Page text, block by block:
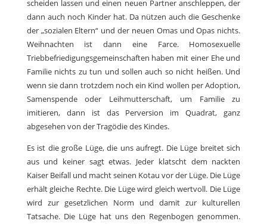
scheiden lassen und einen neuen Partner anschleppen, der
dann auch noch Kinder hat. Da nützen auch die Geschenke
der „sozialen Eltern“ und der neuen Omas und Opas nichts.
Weihnachten ist dann eine Farce. Homosexuelle
Triebbefriedigungsgemeinschaften haben mit einer Ehe und
Familie nichts zu tun und sollen auch so nicht heißen. Und
wenn sie dann trotzdem noch ein Kind wollen per Adoption,
Samenspende oder Leihmutterschaft, um Familie zu
imitieren, dann ist das Perversion im Quadrat, ganz
abgesehen von der Tragödie des Kindes.
Es ist die große Lüge, die uns aufregt. Die Lüge breitet sich
aus und keiner sagt etwas. Jeder klatscht dem nackten
Kaiser Beifall und macht seinen Kotau vor der Lüge. Die Lüge
erhält gleiche Rechte. Die Lüge wird gleich wertvoll. Die Lüge
wird zur gesetzlichen Norm und damit zur kulturellen
Tatsache. Die Lüge hat uns den Regenbogen genommen.